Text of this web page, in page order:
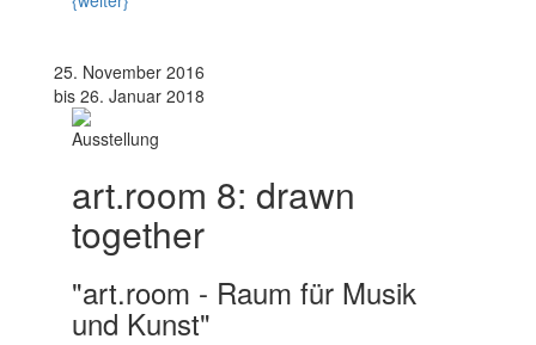
25. November 2016
bis 26. Januar 2018
Ausstellung
art.room 8: drawn
together
"art.room - Raum für Musik
und Kunst"